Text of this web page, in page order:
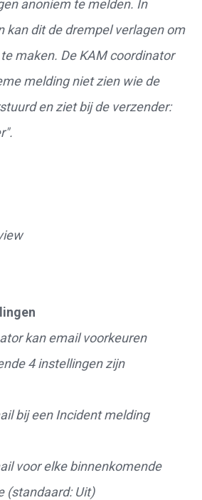
anoniem te melden. In
kan dit de drempel verlagen om
maken. De KAM coordinator
melding niet zien wie de
en ziet bij de verzender:
kan email voorkeuren
4 instellingen zijn
bij een Incident melding
voor elke binnenkomende
(standaard: Uit)